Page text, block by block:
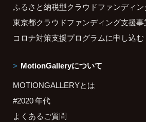
ふるさと納税型クラウドファンディン
東京都クラウドファンディング支援
コロナ対策支援プログラムに申し込む
MotionGalleryについて
MOTIONGALLERYとは
#2020 年代
よくあるご質問